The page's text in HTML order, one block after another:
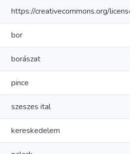
https://creativecommons.org/
bor
borászat
pince
szeszes ital
kereskedelem